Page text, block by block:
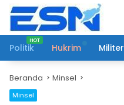
Langsung
konten
Politik
Hukrim Militer
Beranda Minsel
Minsel